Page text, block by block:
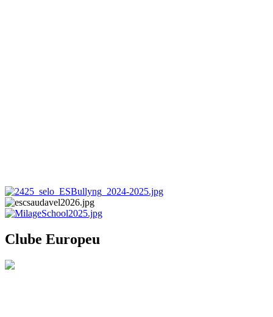
Clube Europeu